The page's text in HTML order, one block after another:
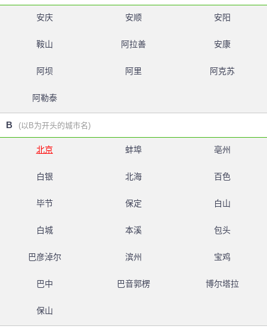
安庆 安顺 安阳
鞍山 阿拉善 安康
阿坝 阿里 阿克苏
阿勒泰
B (以B为开头的城市名)
北京 蚌埠 亳州
白银 北海 百色
毕节 保定 白山
白城 本溪 包头
巴彦淖尔 滨州 宝鸡
巴中 巴音郭楞 博尔塔拉
保山